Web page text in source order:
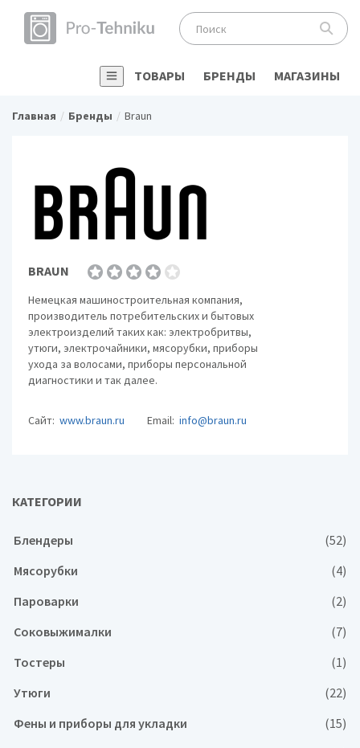
ТОВАРЫ БРЕНДЫ МАГАЗИНЫ
Главная Бренды Braun
BRAUN
Немецкая машиностроительная компания,
производитель потребительских и бытовых
электроизделий таких как: электробритвы,
утюги, электрочайники, мясорубки, приборы
ухода за волосами, приборы персональной
диагностики и так далее.
Сайт: www.braun.ru Email: info@braun.ru
КАТЕГОРИИ
Блендеры
(52)
Мясорубки
(4)
Пароварки
(2)
Соковыжималки
(7)
Тостеры
(1)
Утюги
(22)
Фены и приборы для укладки
(15)